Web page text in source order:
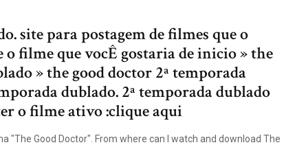
site para postagem de filmes que o
filme que vocÊ gostaria de inicio » the
» the good doctor 2ª temporada
dublado. 2ª temporada dublado
o filme ativo :clique aqui
"The Good Doctor". From where can I watch and download The